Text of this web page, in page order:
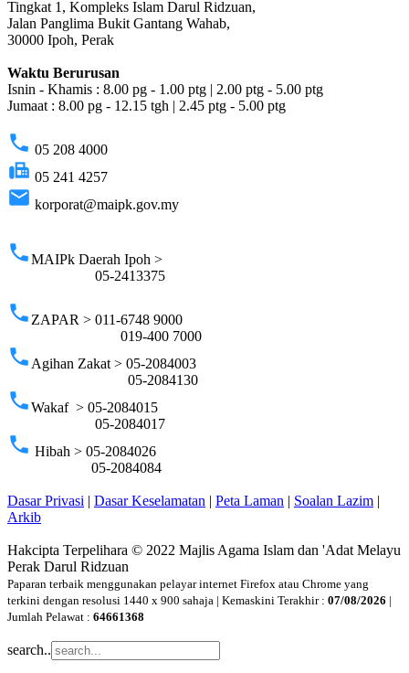
Tingkat 1, Kompleks Islam Darul Ridzuan,
Jalan Panglima Bukit Gantang Wahab,
30000 Ipoh, Perak
Waktu Berurusan
Isnin - Khamis : 8.00 pg - 1.00 ptg | 2.00 ptg - 5.00 ptg
Jumaat : 8.00 pg - 12.15 tgh | 2.45 ptg - 5.00 ptg
phone 05 208 4000
fax 05 241 4257
email korporat@maipk.gov.my
phoneMAIPk Daerah Ipoh >
05-2413375
phone ZAPAR > 011-6748 9000
019-400 7000
phone Agihan Zakat > 05-2084003
05-2084130
phoneWakaf > 05-2084015
05-2084017
phone Hibah > 05-2084026
05-2084084
Dasar Privasi | Dasar Keselamatan | Peta Laman | Soalan Lazim |
Arkib
Hakcipta Terpelihara © 2022 Majlis Agama Islam dan 'Adat Melayu
Perak Darul Ridzuan
Paparan terbaik menggunakan pelayar internet Firefox atau Chrome yang
terkini dengan resolusi 1440 x 900 sahaja | Kemaskini Terakhir : 07/08/2026 |
Jumlah Pelawat : 64661368
search..